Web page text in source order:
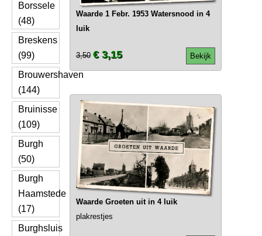
Borssele
(48)
Breskens
(99)
Brouwershaven
(144)
Bruinisse
(109)
Burgh
(50)
Burgh
Haamstede
(17)
Burghsluis
Waarde 1 Febr. 1953 Watersnood in 4
luik
Bekijk
3,50 € 3,15
Waarde Groeten uit in 4 luik
plakrestjes